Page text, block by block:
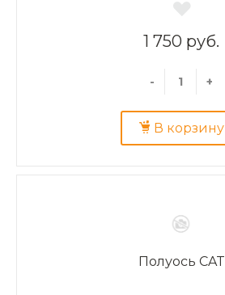
1 750 руб.
- +
В корзину
Полуось CAT